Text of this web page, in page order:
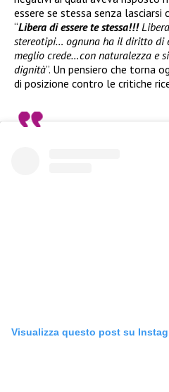
essere se stessa senza lasciarsi
“Libera di essere te stessa!!!
stereotipi… ognuna ha il diritto di
meglio crede…con naturalezza e
dignità”. Un pensiero che torna
di posizione contro le critiche
Visualizza questo post su